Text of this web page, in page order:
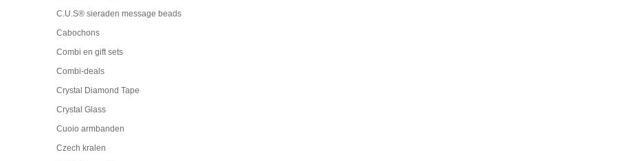
C.U.S® sieraden message beads
Cabochons
Combi en gift sets
Combi-deals
Crystal Diamond Tape
Crystal Glass
Cuoio armbanden
Czech kralen